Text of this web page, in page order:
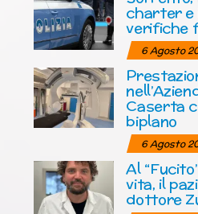
charter e
verifiche
6 Agosto
Caserta
biplano
6 Agosto
Al
vita, il
dottore